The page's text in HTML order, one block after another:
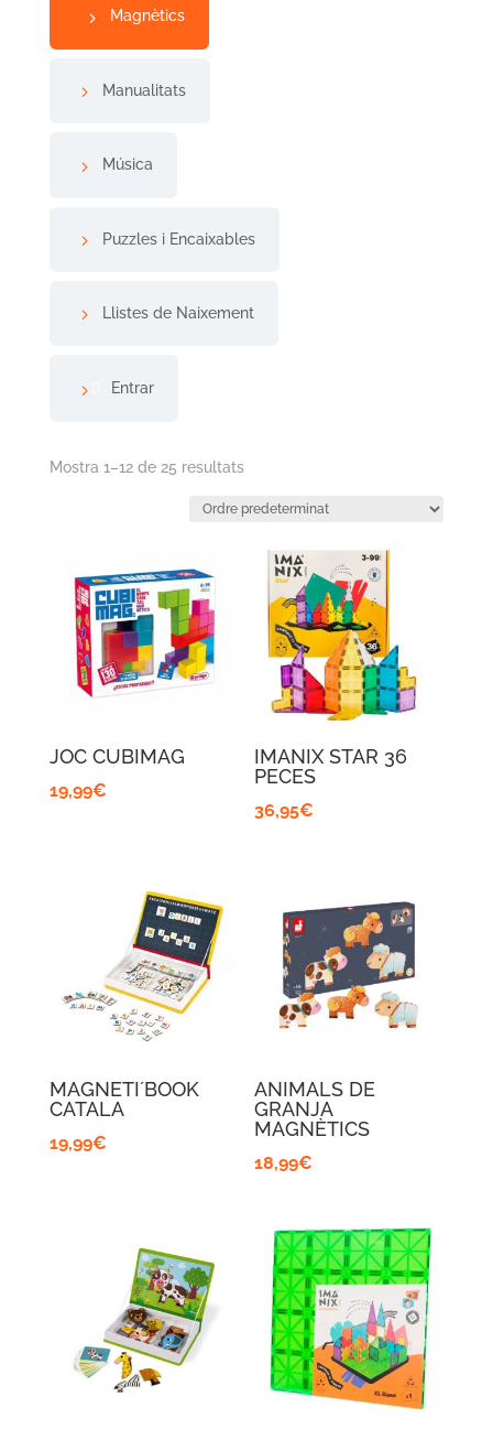
Magnètics
Manualitats
Música
Puzzles i Encaixables
Llistes de Naixement
Entrar
Mostra 1–12 de 25 resultats
JOC CUBIMAG
19,99€
IMANIX STAR 36
PECES
36,95€
MAGNETI´BOOK
CATALA
19,99€
ANIMALS DE
GRANJA
MAGNÈTICS
18,99€